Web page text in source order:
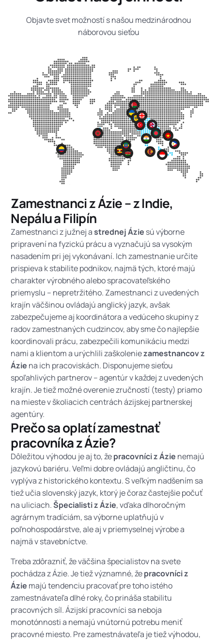
Objavte svet možností s našou medzinárodnou
náborovou sieťou
Zamestnanci z Ázie – z Indie,
Nepálu a Filipín
Zamestnanci z južnej astrednej Ázie sú výborne
pripravení na fyzickú prácu a vyznačujú sa vysokým
nasadením pri jej vykonávaní. Ich zamestnanie určite
prispieva k stabilite podnikov, najmä tých, ktoré majú
charakter výrobného alebo spracovateľského
priemyslu – nepretržitého. Zamestnanci z uvedených
krajín väčšinou ovládajú anglický jazyk, avšak
zabezpečujeme aj koordinátora a vedúceho skupiny z
radov zamestnaných cudzincov, aby sme čo najlepšie
koordinovali prácu, zabezpečili komunikáciu medzi
nami a klientom a urýchlili zaškoleniezamestnancov z
Ázie na ich pracoviskách. Disponujeme sieťou
spoľahlivých partnerov – agentúr v každej z uvedených
krajín. Je tiež možné overenie zručností (testy) priamo
na mieste v školiacich centrách ázijskej partnerskej
agentúry.
Prečo sa oplatí zamestnať
pracovníka z Ázie?
Dôležitou výhodou je aj to, žepracovníci z Ázie nemajú
jazykovú bariéru. Veľmi dobre ovládajú angličtinu, čo
vyplýva z historického kontextu. S veľkým nadšením sa
tiež učia slovenský jazyk, ktorý je čoraz častejšie počuť
na uliciach.Špecialisti z Ázie, vďaka dlhoročným
agrárnym tradíciám, sa výborne uplatňujú v
poľnohospodárstve, ale aj v priemyselnej výrobe a
najmä v stavebníctve.
Treba zdôrazniť, že väčšina špecialistov na svete
pochádza z Ázie. Je tiež významné, žepracovníci z
Ázie majú tendenciu pracovať pre toho istého
zamestnávateľa dlhé roky, čo prináša stabilitu
pracovných síl. Ázijskí pracovníci sa neboja
monotónnosti a nemajú vnútornú potrebu meniť
pracovné miesto. Pre zamestnávateľa je tiež výhodou,